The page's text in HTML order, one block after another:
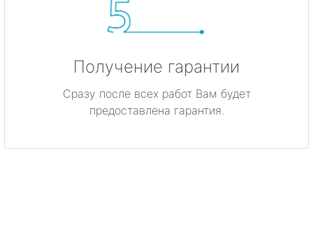
Получение гарантии
Сразу после всех работ Вам будет
предоставлена гарантия.